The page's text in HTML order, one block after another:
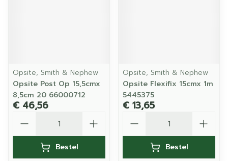
Opsite, Smith & Nephew
Opsite Post Op 15,5cmx
8,5cm 20 66000712
€ 46,56
Bestel
Opsite, Smith & Nephew
Opsite Flexifix 15cmx 1m
5445375
€ 13,65
Bestel